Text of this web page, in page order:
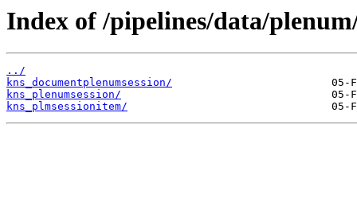
Index of /pipelines/data/
../
kns_documentplenumsession/
kns_plenumsession/
kns_plmsessionitem/